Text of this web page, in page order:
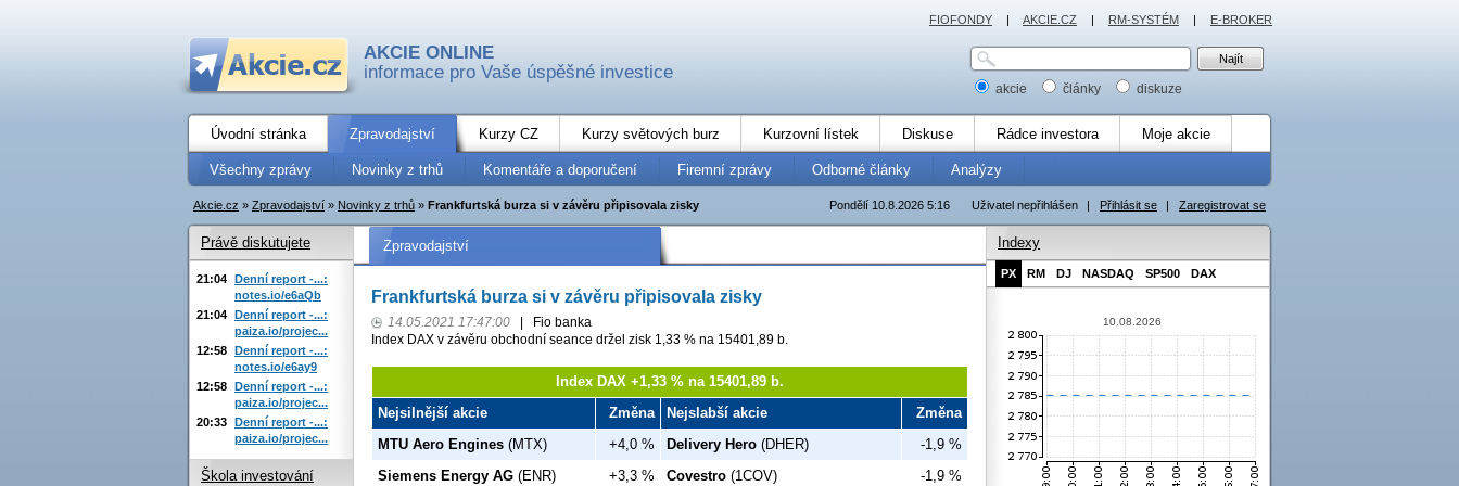
AKCIE ONLINE
informace pro Vaše úspěšné investice
akcie články diskuze
Úvodní stránka Zpravodajství Kurzy CZ Kurzy světových burz Kurzovní lístek Diskuse Rádce investora Moje akcie
Všechny zprávy Novinky z trhů Komentáře a doporučení Firemní zprávy Odborné články Analýzy
Uživatel nepřihlášen | Přihlásit se | Zaregistrovat se
Pondělí 10.8.2026 5:16
Akcie.cz » Zpravodajství » Novinky z trhů » Frankfurtská burza si v závěru připisovala zisky
Zpravodajství
Frankfurtská burza si v závěru připisovala zisky
14.05.2021 17:47:00
Fio banka
Index DAX v závěru obchodní seance držel zisk 1,33 % na 15401,89 b.
Index DAX +1,33 % na 15401,89 b.
Nejsilnější akcie
Změna Nejslabší akcie
Změna
MTU Aero Engines (MTX) +4,0 % Delivery Hero (DHER)
-1,9 %
Siemens Energy AG (ENR) +3,3 % Covestro (1COV)
-1,9 %
Právě diskutujete
21:04 Denní report -...:
notes.io/e6aQb
21:04 Denní report -...:
paiza.io/projec...
12:58 Denní report -...:
notes.io/e6ay9
12:58 Denní report -...:
paiza.io/projec...
20:33 Denní report -...:
paiza.io/projec...
Škola investování
Indexy
PX RM DJ NASDAQ SP500 DAX
10.08.2026
FIOFONDY | AKCIE.CZ | RM-SYSTÉM | E-BROKER